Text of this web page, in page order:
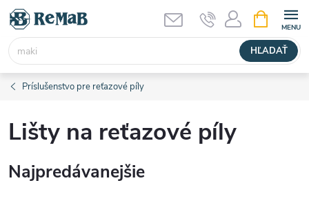
Prejsť
obsah
HĽADAŤ
KOŠÍK
Príslušenstvo pre reťazové píly
Lišty na reťazové píly
Najpredávanejšie